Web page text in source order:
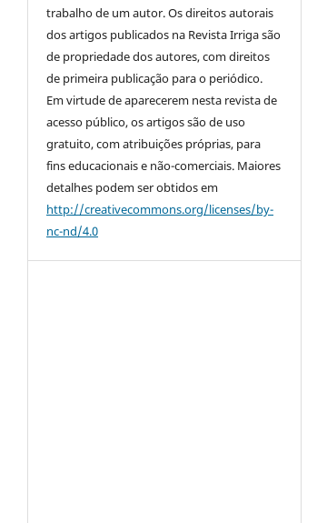
trabalho de um autor. Os direitos autorais
dos artigos publicados na Revista Irriga são
de propriedade dos autores, com direitos
de primeira publicação para o periódico.
Em virtude de aparecerem nesta revista de
acesso público, os artigos são de uso
gratuito, com atribuições próprias, para
fins educacionais e não-comerciais. Maiores
detalhes podem ser obtidos em
http://creativecommons.org/licenses/by-
nc-nd/4.0